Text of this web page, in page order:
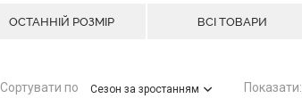
ОСТАННІЙ РОЗМІР ВСІ ТОВАРИ
Сортувати по Сезон за зростанням Показати: